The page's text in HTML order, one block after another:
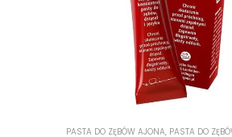
,PASTA DO ZĘBÓW Z
PASTA DO ZĘBÓW AJONA, PASTA DO